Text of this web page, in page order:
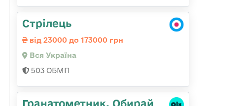
Стрілець
від 23000 до 173000 грн
Вся Україна
503 ОБМП
Гранатометник. Обирай